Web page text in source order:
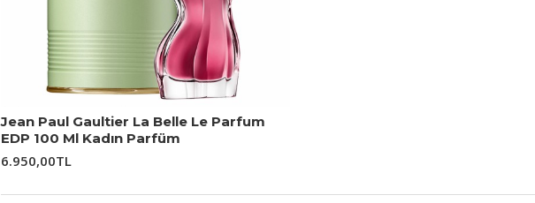
Jean Paul Gaultier La Belle Le Parfum
EDP 100 Ml Kadın Parfüm
6.950,00TL